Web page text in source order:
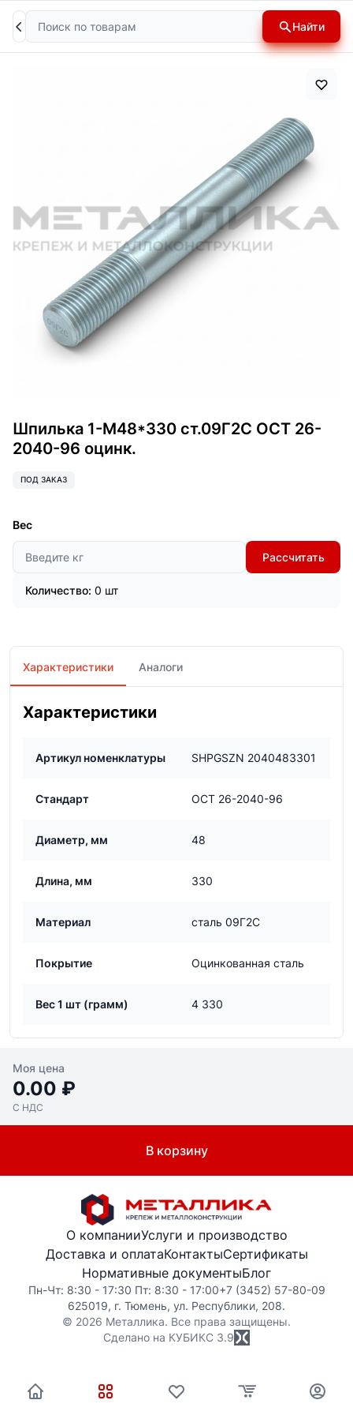
Поиск Найти
Шпилька 1-М48*330 ст.09Г2С ОСТ 26-
2040-96 оцинк.
ПОД ЗАКАЗ
Вес
Рассчитать
Количество: 0 шт
Характеристики Аналоги
Характеристики
Артикул номенклатуры SHPGSZN 2040483301
Стандарт ОСТ 26-2040-96
Диаметр, мм 48
Длина, мм 330
Материал сталь 09Г2С
Покрытие Оцинкованная сталь
Вес 1 шт (грамм) 4 330
Моя цена
0.00 ₽
С НДС
В корзину
О компанииУслуги и производство
Доставка и оплатаКонтактыСертификаты
Нормативные документыБлог
Пн-Чт: 8:30 - 17:30 Пт: 8:30 - 17:00+7 (3452) 57-80-09
625019, г. Тюмень, ул. Республики, 208.
© 2026 Металлика. Все права защищены.
Сделано на КУБИКС 3.9